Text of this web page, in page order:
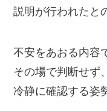
説明が行われたと
不安をあおる内容
その場で判断せず、
冷静に確認する姿